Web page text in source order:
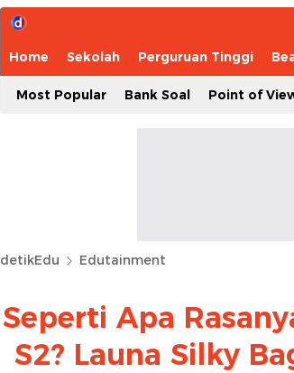
Home Sekolah Perguruan Tinggi
Most Popular Bank Soal Point of
detikEdu Edutainment
Seperti Apa
S2? Launa Silky